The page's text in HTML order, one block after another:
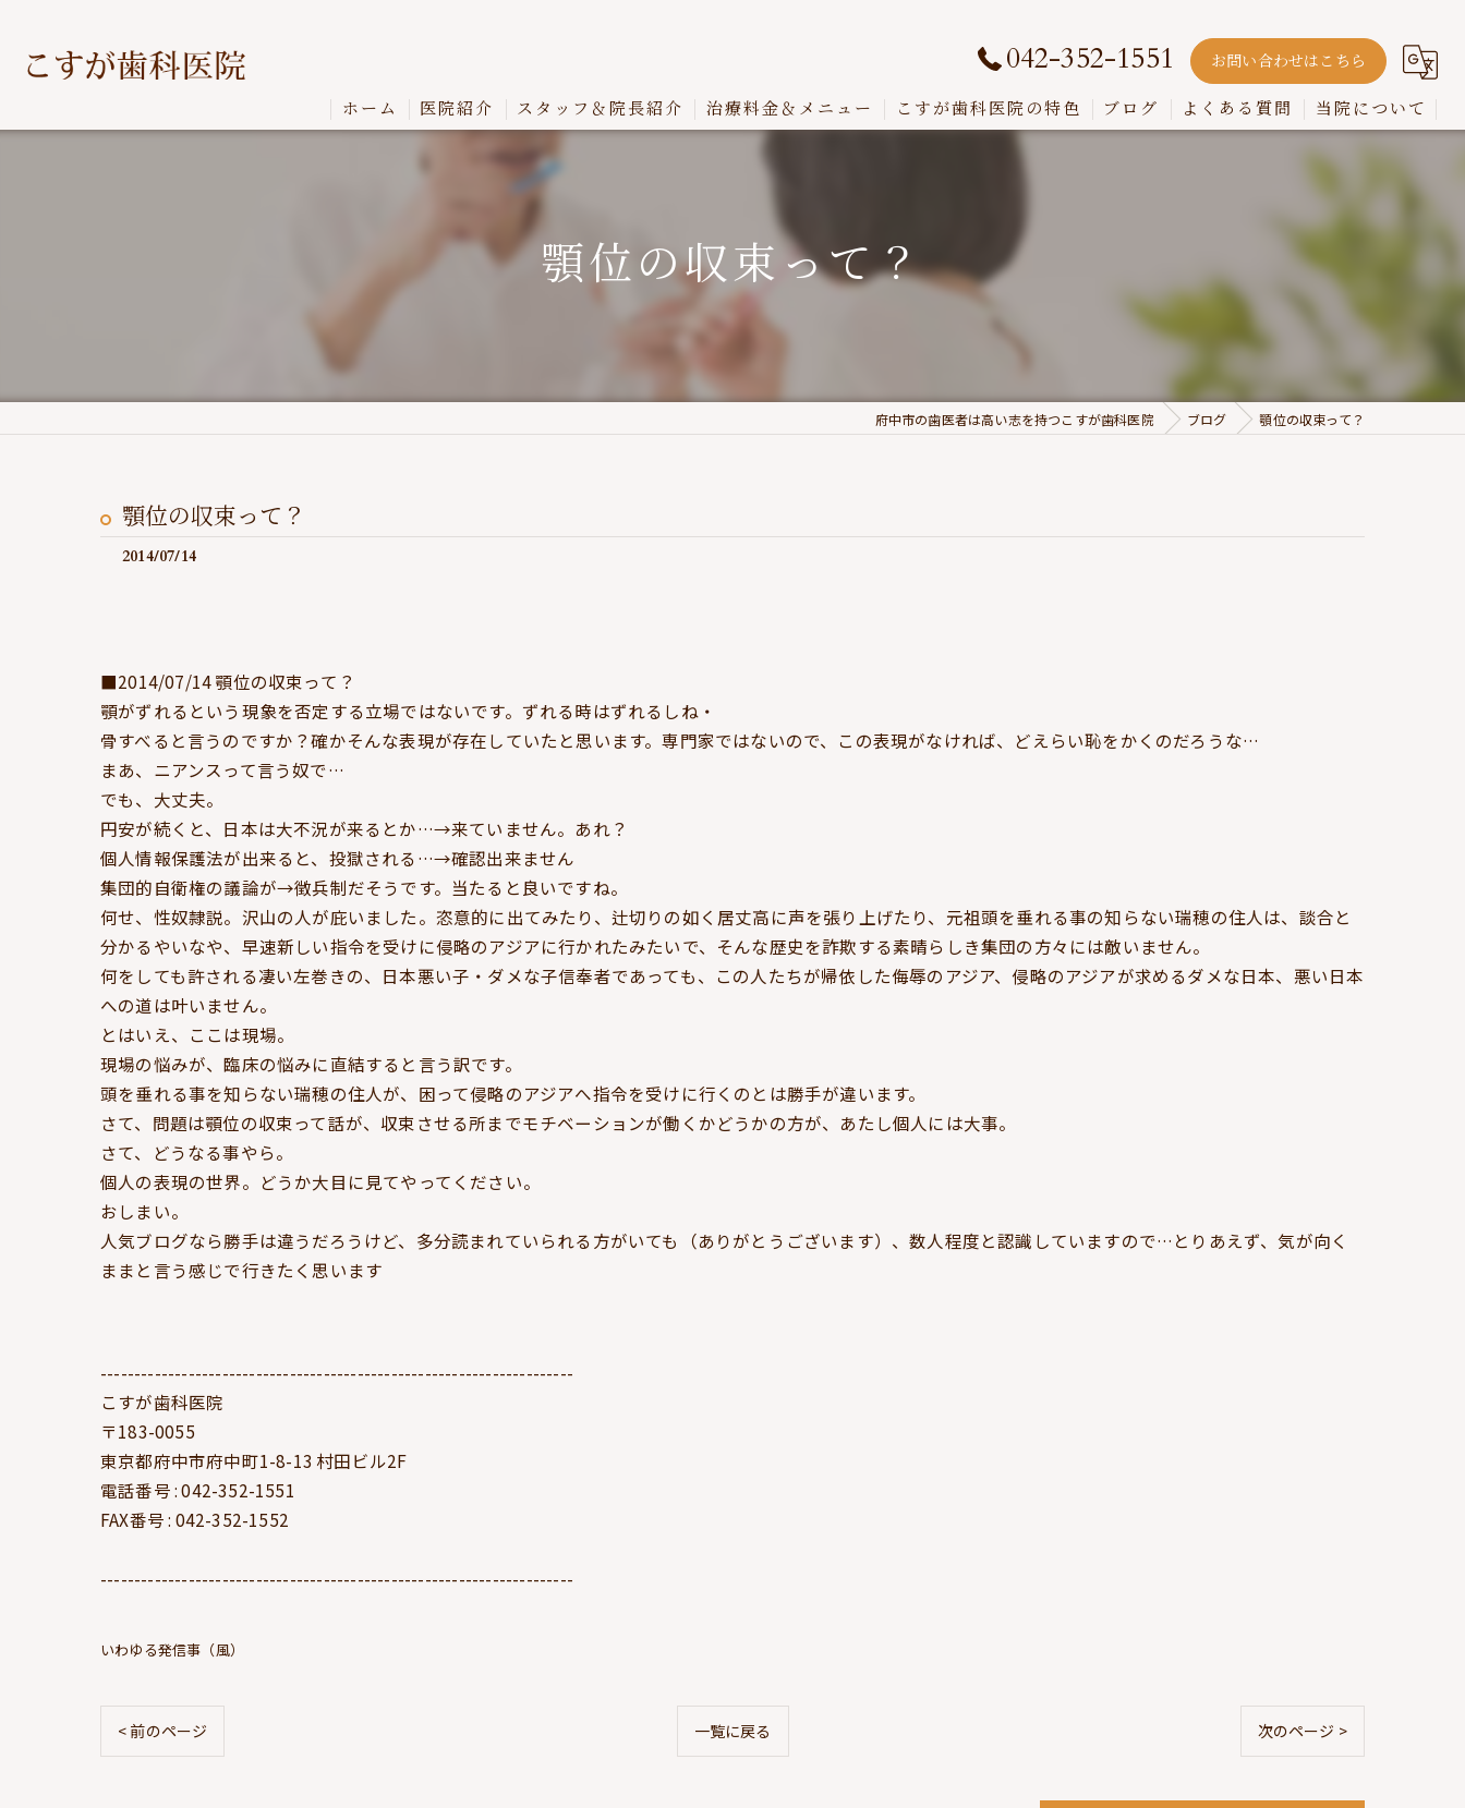
042-352-1551 お問い合わせはこちら
ホーム 医院紹介 スタッフ＆院長紹介 治療料金＆メニュー こすが歯科医院の特色 ブログ よくある質問 当院について
インプラント
入れ歯
歯周病
虫歯
顎位の収束って？
府中市の歯医者は高い志を持つこすが歯科医院 ブログ 顎位の収束って？
顎位の収束って？
2014/07/14
■2014/07/14 顎位の収束って？
顎がずれるという現象を否定する立場ではないです。ずれる時はずれるしね・
骨すべると言うのですか？確かそんな表現が存在していたと思います。専門家ではないので、この表現がなければ、どえらい恥をかくのだろうな…
まあ、ニアンスって言う奴で…
でも、大丈夫。
円安が続くと、日本は大不況が来るとか…→来ていません。あれ？
個人情報保護法が出来ると、投獄される…→確認出来ません
集団的自衛権の議論が→徴兵制だそうです。当たると良いですね。
何せ、性奴隷説。沢山の人が庇いました。恣意的に出てみたり、辻切りの如く居丈高に声を張り上げたり、元祖頭を垂れる事の知らない瑞穂の住人は、談合と
分かるやいなや、早速新しい指令を受けに侵略のアジアに行かれたみたいで、そんな歴史を詐欺する素晴らしき集団の方々には敵いません。
何をしても許される凄い左巻きの、日本悪い子・ダメな子信奉者であっても、この人たちが帰依した侮辱のアジア、侵略のアジアが求めるダメな日本、悪い日本
への道は叶いません。
とはいえ、ここは現場。
現場の悩みが、臨床の悩みに直結すると言う訳です。
頭を垂れる事を知らない瑞穂の住人が、困って侵略のアジアへ指令を受けに行くのとは勝手が違います。
さて、問題は顎位の収束って話が、収束させる所までモチベーションが働くかどうかの方が、あたし個人には大事。
さて、どうなる事やら。
個人の表現の世界。どうか大目に見てやってください。
おしまい。
人気ブログなら勝手は違うだろうけど、多分読まれていられる方がいても（ありがとうございます）、数人程度と認識していますので…とりあえず、気が向く
ままと言う感じで行きたく思います
----------------------------------------------------------------------
こすが歯科医院
〒183-0055
東京都府中市府中町1-8-13 村田ビル2F
電話番号 : 042-352-1551
FAX番号 : 042-352-1552
----------------------------------------------------------------------
いわゆる発信事（風）
< 前のページ 一覧に戻る 次のページ >